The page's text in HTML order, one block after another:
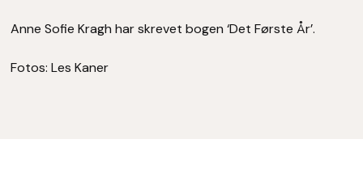
Anne Sofie Kragh har skrevet bogen ‘Det Første År’.
Fotos: Les Kaner